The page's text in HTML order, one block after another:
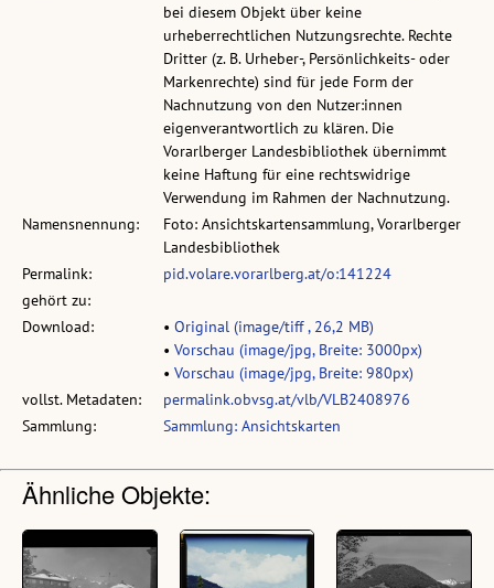
bei diesem Objekt über keine
urheberrechtlichen Nutzungsrechte. Rechte
Dritter (z. B. Urheber-, Persönlichkeits- oder
Markenrechte) sind für jede Form der
Nachnutzung von den Nutzer:innen
eigenverantwortlich zu klären. Die
Vorarlberger Landesbibliothek übernimmt
keine Haftung für eine rechtswidrige
Verwendung im Rahmen der Nachnutzung.
Namensnennung:
Foto: Ansichtskartensammlung, Vorarlberger
Landesbibliothek
Permalink:
pid.volare.vorarlberg.at/o:141224
gehört zu:
Download:
• Original (image/tiff , 26,2 MB)
• Vorschau (image/jpg, Breite: 3000px)
• Vorschau (image/jpg, Breite: 980px)
vollst. Metadaten:
permalink.obvsg.at/vlb/VLB2408976
Sammlung:
Sammlung: Ansichtskarten
Ähnliche Objekte: